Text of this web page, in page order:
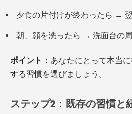
夕食の片付けが終わったら →
朝、顔を洗ったら → 洗面台の
ポイント： あなたにとって本当
する習慣を選びましょう。
ステップ2：既存の習慣と